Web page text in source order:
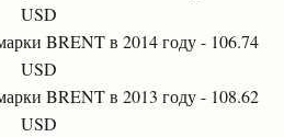
USD
BRENT в 2014 году - 106.74
USD
BRENT в 2013 году - 108.62
USD